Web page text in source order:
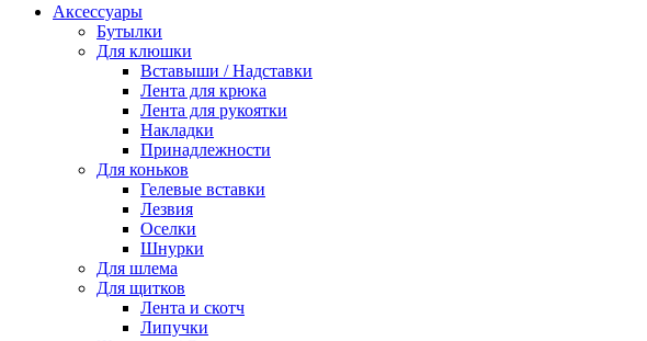
Аксессуары
Бутылки
Для клюшки
Вставыши / Надставки
Лента для крюка
Лента для рукоятки
Накладки
Принадлежности
Для коньков
Гелевые вставки
Лезвия
Оселки
Шнурки
Для шлема
Для щитков
Лента и скотч
Липучки